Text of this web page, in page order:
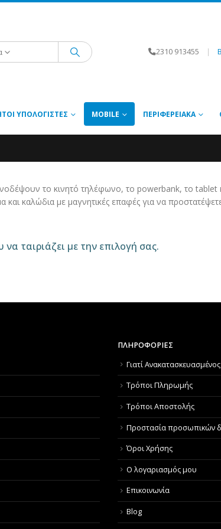
2310 913455 |
ΥΠΟΛΟΓΙΣΤΈΣ MOBILE ΠΕΡΙΦΕΡΕΙΑΚΆ
το κινητό τηλέφωνο, το powerbank, το tablet
και καλώδια με μαγνητικές επαφές για να
ταιριάζει με την επιλογή σας.
ΠΛΗΡΟΦΟΡΙΕΣ
Γιατί
Τρόποι Πληρωμής
Τρόποι Αποστολής
Προστασία προσωπικών
Όροι Χρήσης
Ο λογαριασμός μου
Επικοινωνία
Blog